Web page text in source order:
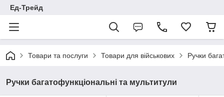
Ед-Трейд
Товари та послуги Товари для військових Ручки
Ручки багатофункціональні та мультитули